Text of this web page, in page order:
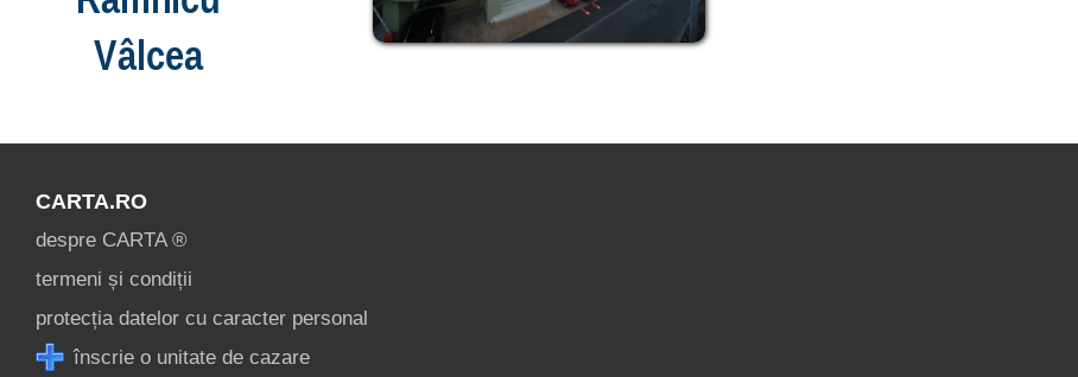
Vâlcea
CARTA.RO
despre CARTA ®
termeni și condiții
protecția datelor cu caracter personal
înscrie o unitate de cazare